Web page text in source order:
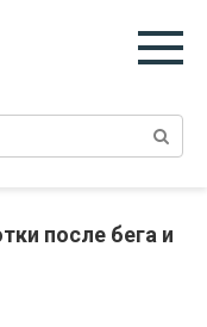
после бега и